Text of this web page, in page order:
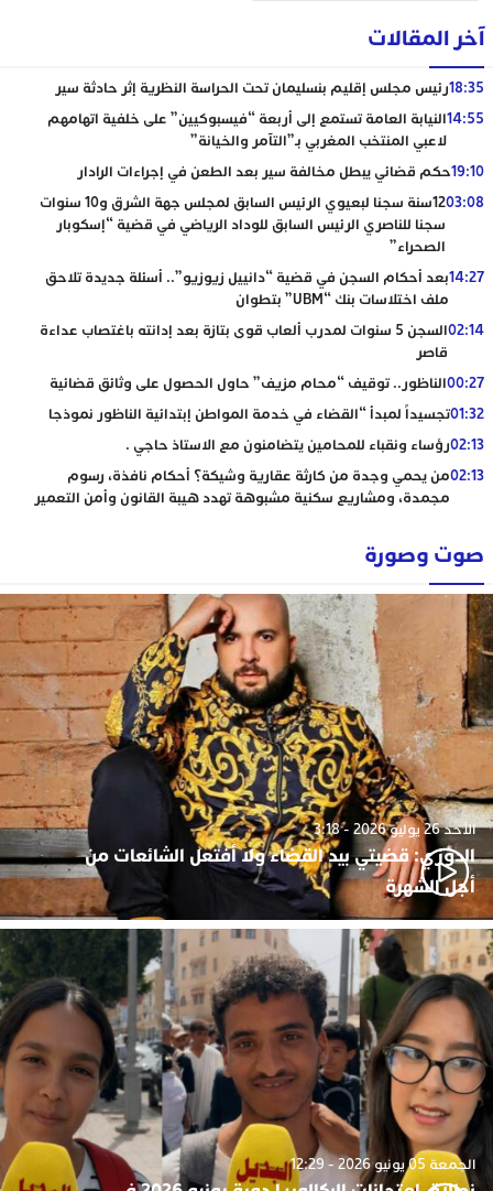
آخر المقالات
18:35رئيس مجلس إقليم بنسليمان تحت الحراسة النظرية إثر حادثة سير
14:55النيابة العامة تستمع إلى أربعة “فيسبوكيين” على خلفية اتهامهم
لاعبي المنتخب المغربي بـ”التآمر والخيانة”
19:10حكم قضائي يبطل مخالفة سير بعد الطعن في إجراءات الرادار
03:08
12سنة سجنا لبعيوي الرئيس السابق لمجلس جهة الشرق و10 سنوات
سجنا للناصري الرئيس السابق للوداد الرياضي في قضية “إسكوبار
الصحراء”
14:27بعد أحكام السجن في قضية “دانييل زيوزيو”.. أسئلة جديدة تلاحق
ملف اختلاسات بنك “UBM” بتطوان
02:14
السجن 5 سنوات لمدرب ألعاب قوى بتازة بعد إدانته باغتصاب عداءة
قاصر
00:27الناظور.. توقيف “محام مزيف” حاول الحصول على وثائق قضائية
01:32تجسيداً لمبدأ “القضاء في خدمة المواطن إبتدائية الناظور نموذجا
02:13رؤساء ونقباء للمحامين يتضامنون مع الاستاذ حاجي .
02:13من يحمي وجدة من كارثة عقارية وشيكة؟ أحكام نافذة، رسوم
مجمدة، ومشاريع سكنية مشبوهة تهدد هيبة القانون وأمن التعمير
صوت وصورة
الأحد 26 يوليو 2026 - 3:18
الدوزي: قضيتي بيد القضاء ولا أفتعل الشائعات من
أجل الشهرة
الجمعة 05 يونيو 2026 - 12:29